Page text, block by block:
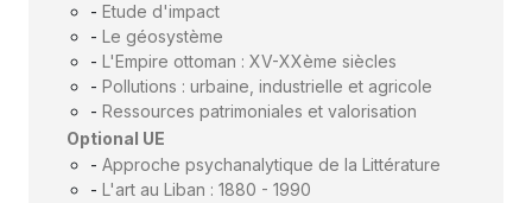
- Etude d'impact
- Le géosystème
- L'Empire ottoman : XV-XXème siècles
- Pollutions : urbaine, industrielle et agricole
- Ressources patrimoniales et valorisation
Optional UE
- Approche psychanalytique de la Littérature
- L'art au Liban : 1880 - 1990